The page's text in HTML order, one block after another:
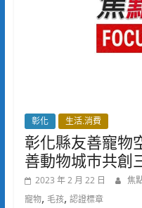
彰化 生活.消費
彰化縣友善寵
善動物城巿共創
2023 年 2 月 22 日 焦
寵物, 毛孩, 認證標章